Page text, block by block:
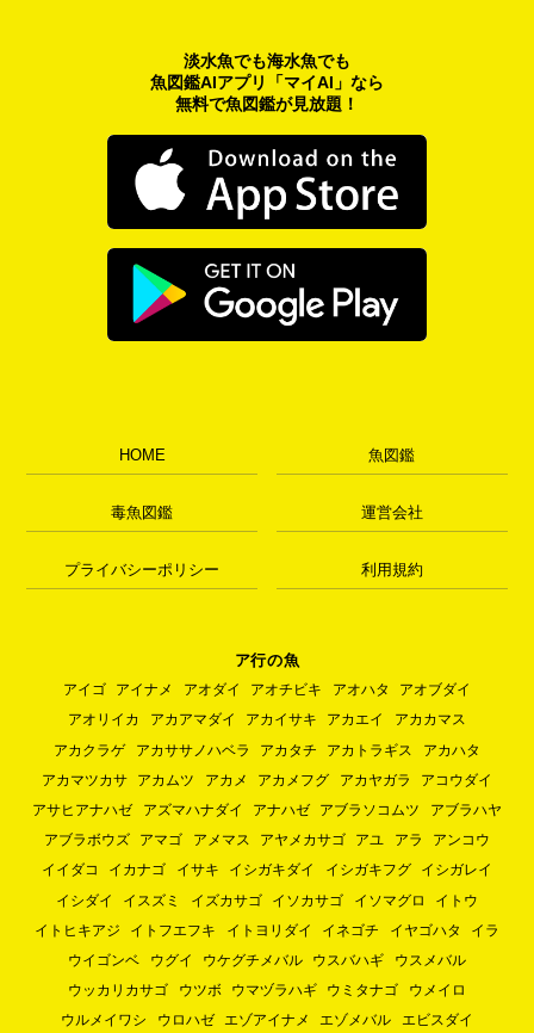
淡水魚でも海水魚でも
魚図鑑AIアプリ「マイAI」なら
無料で魚図鑑が見放題！
HOME 魚図鑑
毒魚図鑑 運営会社
プライバシーポリシー 利用規約
ア行の魚
アイゴ アイナメ アオダイ アオチビキ アオハタ
アオブダイ
アオリイカ
アカアマダイ アカイサキ アカエイ
アカカマス
アカクラゲ
アカササノハベラ アカタチ アカトラギス
アカハタ
アカマツカサ
アカムツ アカメ アカメフグ アカヤガラ
アコウダイ
アサヒアナハゼ
アズマハナダイ アナハゼ アブラソコムツ
アブラハヤ
アブラボウズ
アマゴ アメマス アヤメカサゴ アユ アラ
アンコウ
イイダコ
イカナゴ イサキ イシガキダイ イシガキフグ
イシガレイ
イシダイ
イスズミ イズカサゴ イソカサゴ イソマグロ
イトウ
イトヒキアジ
イトフエフキ イトヨリダイ イネゴチ イヤゴハタ
イラ
ウイゴンベ
ウグイ ウケグチメバル ウスバハギ
ウスメバル
ウッカリカサゴ
ウツボ ウマヅラハギ ウミタナゴ
ウメイロ
ウルメイワシ
ウロハゼ エゾアイナメ エゾメバル エビスダイ